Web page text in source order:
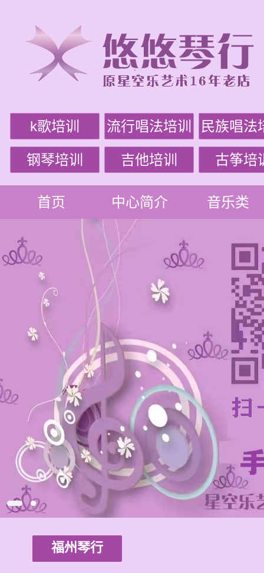
k歌培训 流行唱法培训 民族唱法
钢琴培训 吉他培训 古筝培
首页 中心简介 音乐类
福州琴行